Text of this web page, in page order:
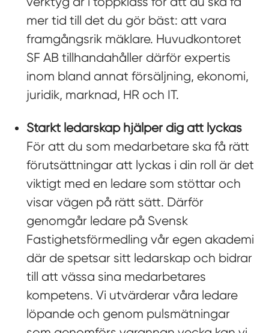
mer tid till det du gör bäst: att vara
framgångsrik mäklare. Huvudkontoret
SF AB tillhandahåller därför expertis
inom bland annat försäljning, ekonomi,
juridik, marknad, HR och IT.
Starkt ledarskap hjälper dig att lyckas
För att du som medarbetare ska få rätt
förutsättningar att lyckas i din roll är det
viktigt med en ledare som stöttar och
visar vägen på rätt sätt. Därför
genomgår ledare på Svensk
Fastighetsförmedling vår egen akademi
där de spetsar sitt ledarskap och bidrar
till att vässa sina medarbetares
kompetens. Vi utvärderar våra ledare
löpande och genom pulsmätningar